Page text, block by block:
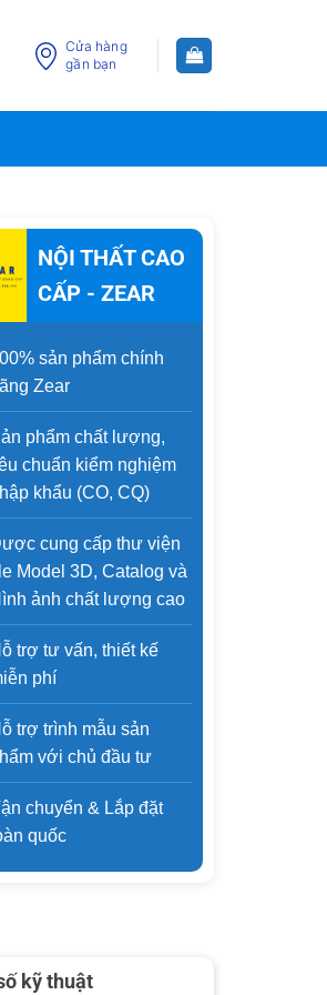
Cửa hàng
gần bạn
NỘI THẤT CAO
CẤP - ZEAR
sản phẩm chính
Zear
phẩm chất lượng,
chuẩn kiểm nghiệm
khẩu (CO, CQ)
cung cấp thư viện
Model 3D, Catalog và
ảnh chất lượng cao
trợ tư vấn, thiết kế
phí
trợ trình mẫu sản
với chủ đầu tư
chuyển & Lắp đặt
quốc
kỹ thuật